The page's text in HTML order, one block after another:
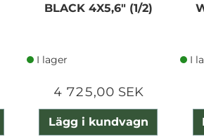
BLACK 4X5,6" (1/2)
I lager
4 725,00 SEK
Lägg i kundvagn
I